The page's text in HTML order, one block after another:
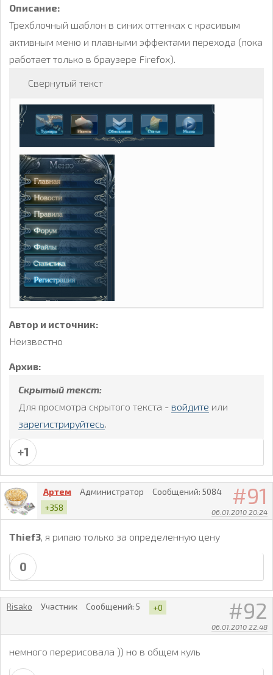
Описание:
Трехблочный шаблон в синих оттенках с красивым
активным меню и плавными эффектами перехода (пока
работает только в браузере Firefox).
Свернутый текст
Автор и источник:
Неизвестно
Архив:
Скрытый текст:
Для просмотра скрытого текста - войдите или
зарегистрируйтесь.
+1
91
06.01.2010 20:24
Артем Администратор Сообщений: 5084
+358
Thief3, я рипаю только за определенную цену
0
92
06.01.2010 22:48
Risako Участник Сообщений: 5 +0
немного перерисовала )) но в общем куль